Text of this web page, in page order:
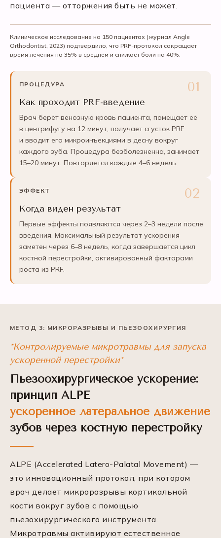
пациента — отторжения быть не может.
Клиническое исследование на 150 пациентах (журнал Angle
Orthodontist, 2023) подтвердило, что PRF-протокол сокращает
время лечения на 35% в среднем и снижает боли на 40%.
ПРОЦЕДУРА
Как проходит PRF-введение
Врач берёт венозную кровь пациента, помещает её
в центрифугу на 12 минут, получает сгусток PRF
и вводит его микроинъекциями в десну вокруг
каждого зуба. Процедура безболезненна, занимает
15–20 минут. Повторяется каждые 4–6 недель.
ЭФФЕКТ
Когда виден результат
Первые эффекты появляются через 2–3 недели после
введения. Максимальный результат ускорения
заметен через 6–8 недель, когда завершается цикл
костной перестройки, активированный факторами
роста из PRF.
МЕТОД 3: МИКРОРАЗРЫВЫ И ПЬЕЗООХИРУРГИЯ
*Контролируемые микротравмы для запуска
ускоренной перестройки*
Пьезоохирургическое ускорение:
принцип ALPE
ускоренное латеральное движение
зубов через костную перестройку
ALPE (Accelerated Latero-Palatal Movement) —
это инновационный протокол, при котором
врач делает микроразрывы кортикальной
кости вокруг зубов с помощью
пьезохирургического инструмента.
Микротравмы активируют естественное